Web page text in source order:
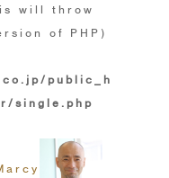
will throw
of PHP)
public_html/
single.php